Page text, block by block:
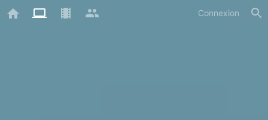
Connexion